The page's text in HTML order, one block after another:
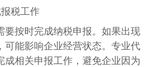
税工作
要按时完成纳税申报。如果出现
可能影响企业经营状态。专业代
成相关申报工作，避免企业因为